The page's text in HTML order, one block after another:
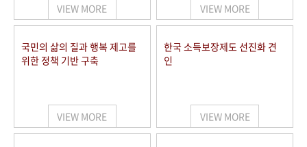
VIEW MORE VIEW MORE
국민의 삶의 질과 행복 제고를
위한 정책 기반 구축
VIEW MORE
한국 소득보장제도 선진화 견
인
VIEW MORE